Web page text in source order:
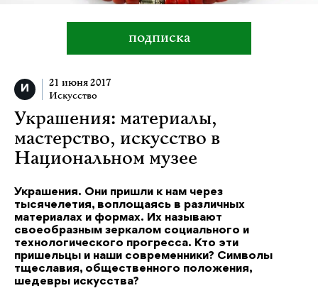
подписка
21 июня 2017
Искусство
Украшения: материалы,
мастерство, искусство в
Национальном музее
Украшения. Они пришли к нам через
тысячелетия, воплощаясь в различных
материалах и формах. Их называют
своеобразным зеркалом социального и
технологического прогресса. Кто эти
пришельцы и наши современники? Символы
тщеславия, общественного положения,
шедевры искусства?